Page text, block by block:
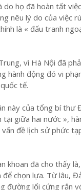
họ đã hoàn tất
nêu lý do của việc
là « đấu tranh
vì Hà Nội đã
hành động đó vi
tế.
này của tổng bí thư
giữa hai nước »,
đề lịch sử phức
khoan đã cho thấy
chọn lựa. Từ lâu,
đường lối cứng rắn